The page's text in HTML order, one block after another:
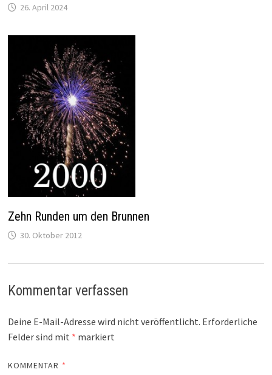
26. April 2024
Zehn Runden um den Brunnen
30. Oktober 2012
Kommentar verfassen
Deine E-Mail-Adresse wird nicht veröffentlicht. Erforderliche
Felder sind mit * markiert
KOMMENTAR *